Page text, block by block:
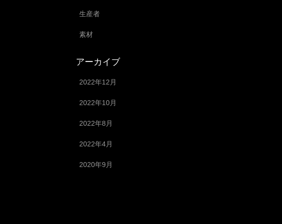
生産者
素材
アーカイブ
2022年12月
2022年10月
2022年8月
2022年4月
2020年9月